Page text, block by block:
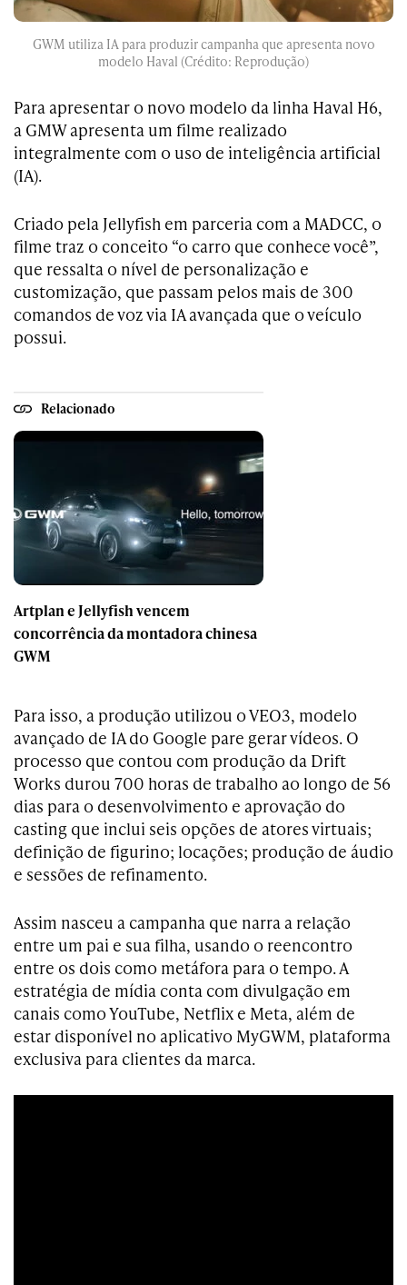
GWM utiliza IA para produzir campanha que apresenta novo
modelo Haval (Crédito: Reprodução)
Para apresentar o novo modelo da linha Haval H6,
a GMW apresenta um filme realizado
integralmente com o uso de inteligência artificial
(IA).
Criado pela Jellyfish em parceria com a MADCC, o
filme traz o conceito “o carro que conhece você”,
que ressalta o nível de personalização e
customização, que passam pelos mais de 300
comandos de voz via IA avançada que o veículo
possui.
Relacionado
Artplan e Jellyfish vencem
concorrência da montadora chinesa
GWM
Para isso, a produção utilizou o VEO3, modelo
avançado de IA do Google pare gerar vídeos. O
processo que contou com produção da Drift
Works durou 700 horas de trabalho ao longo de 56
dias para o desenvolvimento e aprovação do
casting que inclui seis opções de atores virtuais;
definição de figurino; locações; produção de áudio
e sessões de refinamento.
Assim nasceu a campanha que narra a relação
entre um pai e sua filha, usando o reencontro
entre os dois como metáfora para o tempo. A
estratégia de mídia conta com divulgação em
canais como YouTube, Netflix e Meta, além de
estar disponível no aplicativo MyGWM, plataforma
exclusiva para clientes da marca.